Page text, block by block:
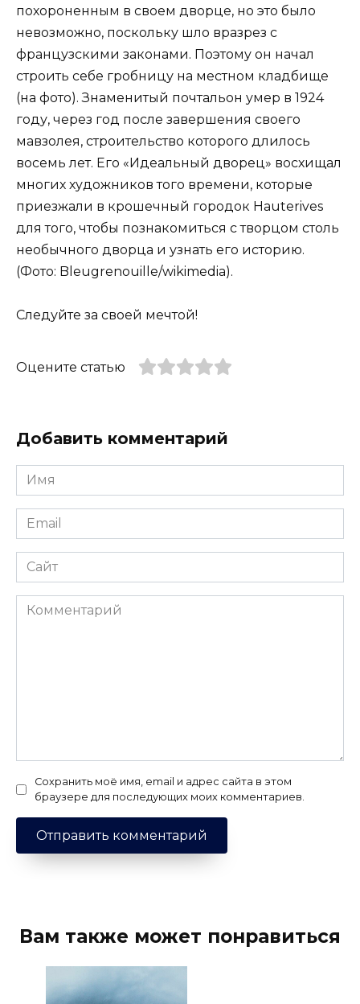
похороненным в своем дворце, но это было
невозможно, поскольку шло вразрез с
французскими законами. Поэтому он начал
строить себе гробницу на местном кладбище
(на фото). Знаменитый почтальон умер в 1924
году, через год после завершения своего
мавзолея, строительство которого длилось
восемь лет. Его «Идеальный дворец» восхищал
многих художников того времени, которые
приезжали в крошечный городок Hauterives
для того, чтобы познакомиться с творцом столь
необычного дворца и узнать его историю.
(Фото: Bleugrenouille/wikimedia).
Следуйте за своей мечтой!
Оцените статью
Добавить комментарий
Имя
*
Email
*
Сайт
Комментарий
Сохранить моё имя, email и адрес сайта в этом
браузере для последующих моих комментариев.
Вам также может понравиться